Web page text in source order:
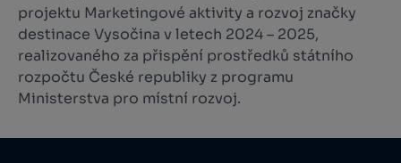
projektu Marketingové aktivity a rozvoj značky
destinace Vysočina v letech 2024 – 2025,
realizovaného za přispění prostředků státního
rozpočtu České republiky z programu
Ministerstva pro místní rozvoj.